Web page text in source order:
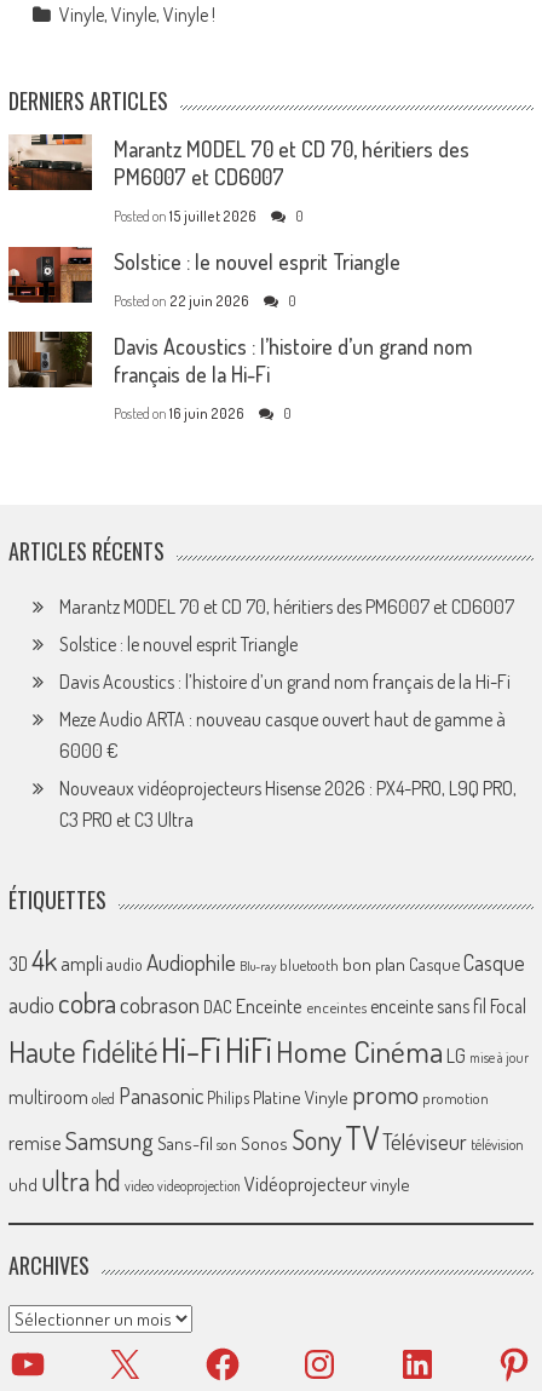
Vinyle, Vinyle, Vinyle !
DERNIERS ARTICLES
Marantz MODEL 70 et CD 70, héritiers des
PM6007 et CD6007
Posted on 15 juillet 2026 0
Solstice : le nouvel esprit Triangle
Posted on 22 juin 2026 0
Davis Acoustics : l’histoire d’un grand nom
français de la Hi-Fi
Posted on 16 juin 2026 0
ARTICLES RÉCENTS
Marantz MODEL 70 et CD 70, héritiers des PM6007 et CD6007
Solstice : le nouvel esprit Triangle
Davis Acoustics : l’histoire d’un grand nom français de la Hi-Fi
Meze Audio ARTA : nouveau casque ouvert haut de gamme à
6000 €
Nouveaux vidéoprojecteurs Hisense 2026 : PX4-PRO, L9Q PRO,
C3 PRO et C3 Ultra
ÉTIQUETTES
3D 4k ampliaudio Audiophile Blu-ray bluetooth bon plan CasqueCasque
audio cobracobrason DAC Enceinte enceintes enceinte sans fil Focal
Haute fidélitéHi-FiHiFiHome Cinéma LG mise à jour
multiroom oled Panasonic Philips Platine Vinyle promo promotion
remiseSamsungSans-fil son Sonos SonyTVTéléviseur télévision
uhd ultra hd video videoprojection Vidéoprojecteurvinyle
ARCHIVES
Archives
YouTube X Facebook Instagram LinkedIn